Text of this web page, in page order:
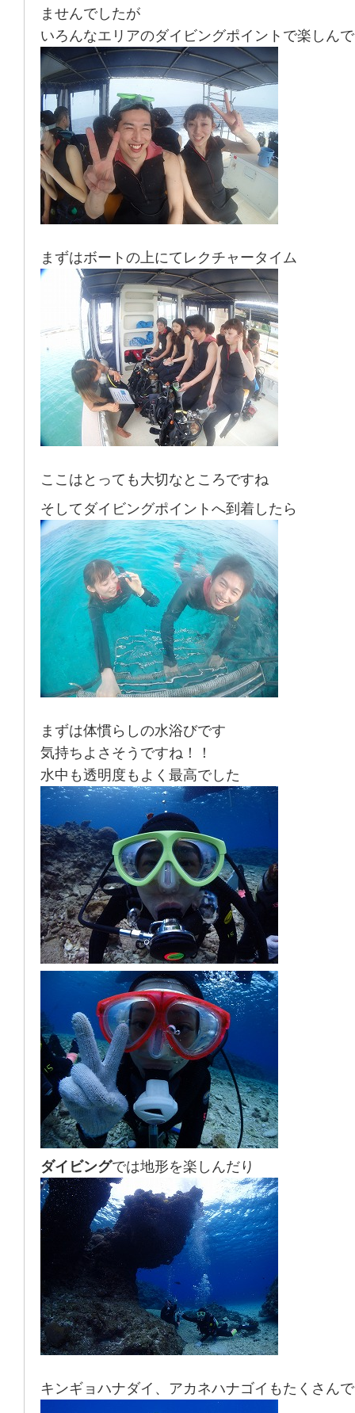
ませんでしたが
いろんなエリアのダイビングポイントで楽しん
まずはボートの上にてレクチャータイム
ここはとっても大切なところですね
そしてダイビングポイントへ到着したら
まずは体慣らしの水浴びです
気持ちよさそうですね！！
水中も透明度もよく最高でした
ダイビングでは地形を楽しんだり
キンギョハナダイ、アカネハナゴイもたくさん